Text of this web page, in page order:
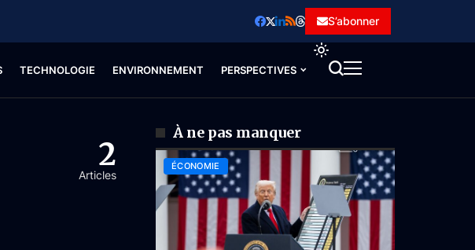
S’abonner
TECHNOLOGIE ENVIRONNEMENT PERSPECTIVES
2
Articles
À ne pas manquer
ÉCONOMIE